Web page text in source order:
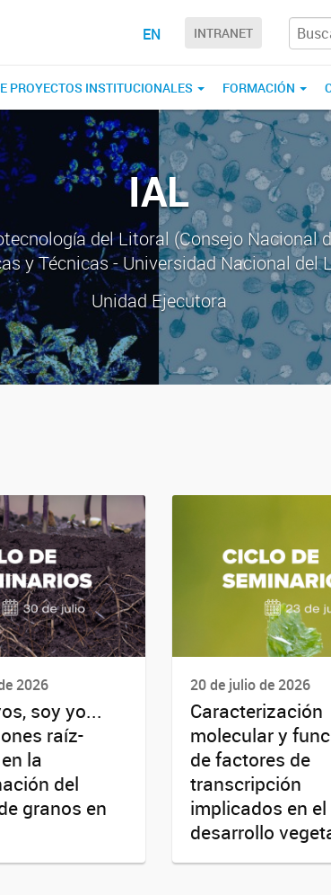
EN INTRANET
PROYECTOS INSTITUCIONALES FORMACIÓN
IAL
del Litoral (Consejo Nacional
y Técnicas - Universidad Nacional del
Unidad Ejecutora
2026
soy yo...
raíz-
la
del
granos en
20 de julio de 2026
Caracterización
molecular y
de factores de
transcripción
implicados en el
desarrollo